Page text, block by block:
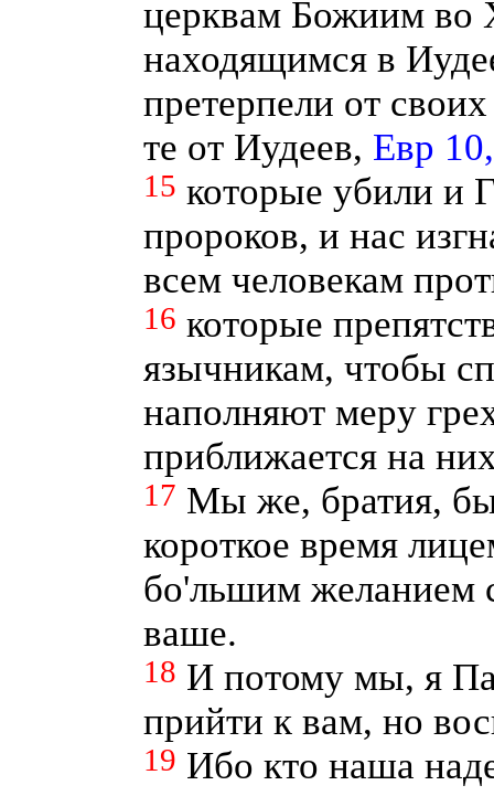
церквам Божиим во
находящимся в
претерпели от
те от Иудеев, Евр
15 которые убили и
пророков, и нас
всем человекам
16 которые
язычникам, чтобы
наполняют меру
приближается на
17 Мы же, братия,
короткое время
бо'льшим желанием
ваше.
18 И потому мы, я
прийти к вам, но
19 Ибо кто наша